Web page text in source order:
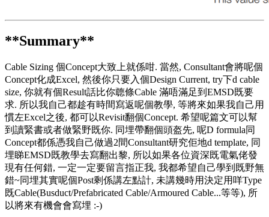
**Summary**
Cable Sizing 個Concept大致上就係咁. 當然, Consultant會將呢個
Concept化成Excel, 然後你只要入個Design Current, try下d cable
size, 你就有個Result話比你聼條Cable 滿唔滿足到EMSD既要
求. 所以我自己都趁有時間寫返呢個教學, 等將來如果我自己用
慣左Excel之後, 都可以Revisit翻個Concept. 希望呢篇文可以幫
到讀緊書或者做緊野既你. 同埋帶翻個頭盔先, 呢D formula同
Concept都係憑我自己做過2間Consultant研究佢地d template, 同
埋睇EMSD既教學去寫翻出黎, 所以如果各位資深既電氣佬發
現有任何錯, 一定一定要留言指正我, 我都希望自己學到既野無
錯~同埋其實呢個Post剩係講左點計, 未講幾時用決定用咩Type
既Cable(Busduct/Prefabricated Cable/Armoured Cable...等等), 所
以將來有機會會寫埋 :-)